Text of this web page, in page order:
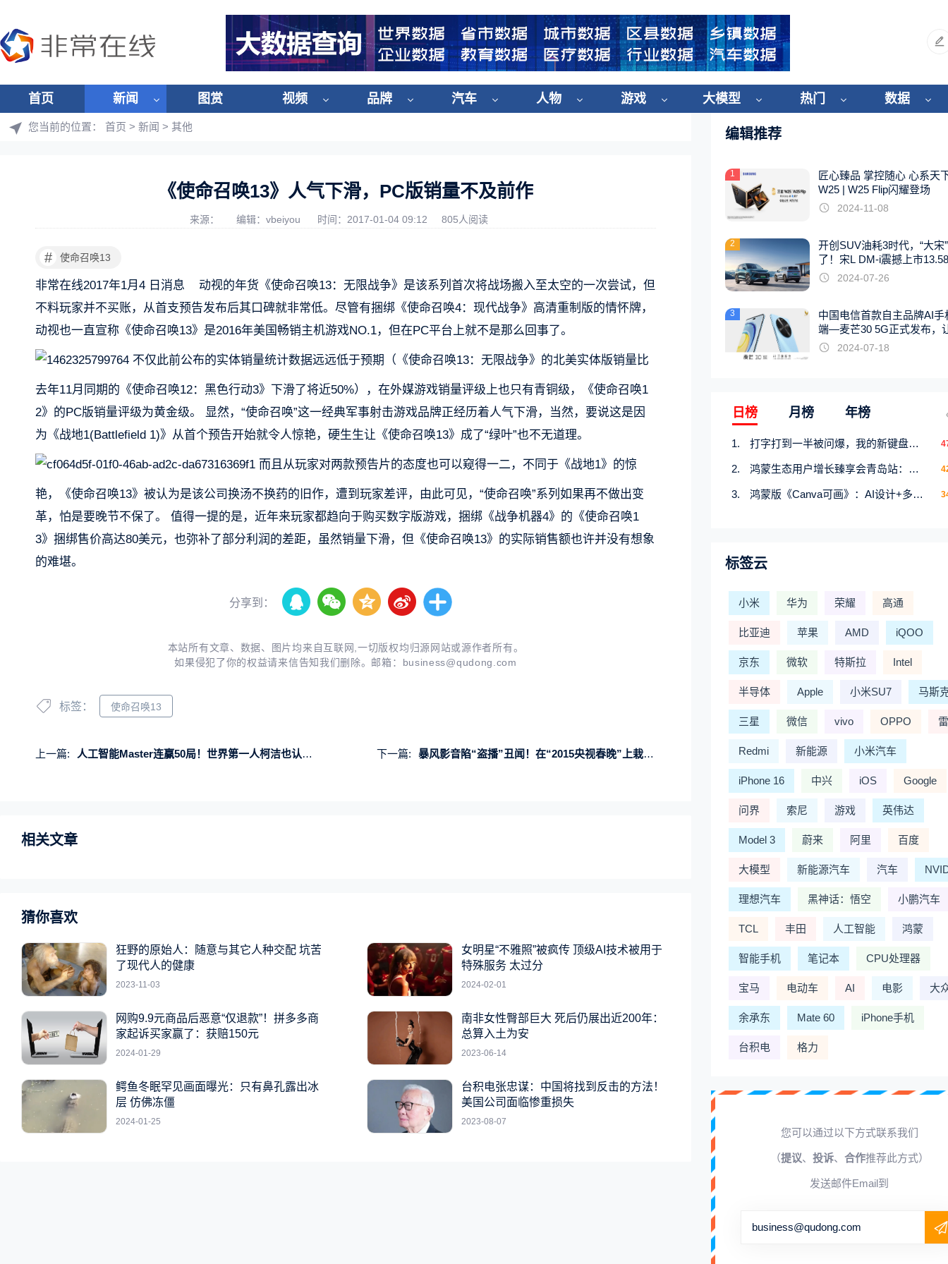
首页 新闻 图赏 视频 品牌 汽车 人物 游戏 大模型 热门 数据
您当前的位置： 首页 > 新闻 > 其他
《使命召唤13》人气下滑，PC版销量不及前作
来源： 编辑：vbeiyou 时间：2017-01-04 09:12 805人阅读
# 使命召唤13
非常在线2017年1月4 日消息 动视的年货《使命召唤13：无限战争》是该系列首次将战场搬入至太空的一次尝试，但
不料玩家并不买账，从首支预告发布后其口碑就非常低。尽管有捆绑《使命召唤4：现代战争》高清重制版的情怀牌，
动视也一直宣称《使命召唤13》是2016年美国畅销主机游戏NO.1，但在PC平台上就不是那么回事了。
不仅此前公布的实体销量统计数据远远低于预期（《使命召唤13：无限战争》的北美实体版销量比
去年11月同期的《使命召唤12：黑色行动3》下滑了将近50%），在外媒游戏销量评级上也只有青铜级，《使命召唤1
2》的PC版销量评级为黄金级。 显然，“使命召唤”这一经典军事射击游戏品牌正经历着人气下滑，当然，要说这是因
为《战地1(Battlefield 1)》从首个预告开始就令人惊艳，硬生生让《使命召唤13》成了“绿叶”也不无道理。
而且从玩家对两款预告片的态度也可以窥得一二，不同于《战地1》的惊
艳，《使命召唤13》被认为是该公司换汤不换药的旧作，遭到玩家差评，由此可见，“使命召唤”系列如果再不做出变
革，怕是要晚节不保了。 值得一提的是，近年来玩家都趋向于购买数字版游戏，捆绑《战争机器4》的《使命召唤1
3》捆绑售价高达80美元，也弥补了部分利润的差距，虽然销量下滑，但《使命召唤13》的实际销售额也许并没有想象
的难堪。
分享到：
本站所有文章、数据、图片均来自互联网,一切版权均归源网站或源作者所有。
如果侵犯了你的权益请来信告知我们删除。邮箱： business@qudong.com
标签： 使命召唤13
上一篇: 人工智能Master连赢50局！世界第一人柯洁也认输了！ 下一篇: 暴风影音陷“盗播”丑闻！在“2015央视春晚”上栽了跟头！
相关文章
猜你喜欢
狂野的原始人：随意与其它人种交配 坑苦
了现代人的健康
2023-11-03
女明星“不雅照”被疯传 顶级AI技术被用于
特殊服务 太过分
2024-02-01
网购9.9元商品后恶意“仅退款”！拼多多商
家起诉买家赢了：获赔150元
2024-01-29
南非女性臀部巨大 死后仍展出近200年：
总算入土为安
2023-06-14
鳄鱼冬眠罕见画面曝光：只有鼻孔露出冰
层 仿佛冻僵
2024-01-25
台积电张忠谋：中国将找到反击的方法！
美国公司面临惨重损失
2023-08-07
编辑推荐
1
匠心臻品 掌控随心 心系天
W25 | W25 Flip闪耀登场
2024-11-08
2
开创SUV油耗3时代，“大宋
了！宋L DM-i震撼上市
起
2024-07-26
3
中国电信首款自主品牌AI手
端—麦芒30 5G正式发布，
触手可及2024-07-18
日榜 月榜 年榜
打字打到一半被问爆，我的新键盘皮肤才是暑期隐藏快乐源
鸿蒙生态用户增长臻享会青岛站：携手行业伙伴共研增长新机遇
鸿蒙版《Canva可画》：AI设计+多端流转，创意产出快人一步
标签云
小米 华为 荣耀 高通
比亚迪 苹果 AMD iQOO
京东 微软 特斯拉 Intel
半导体 Apple 小米SU7 马斯
三星 微信 vivo OPPO
Redmi 新能源 小米汽车
iPhone 16 中兴 iOS Google
问界 索尼 游戏 英伟达
Model 3 蔚来 阿里 百度
大模型 新能源汽车 汽车
理想汽车 黑神话：悟空 小鹏汽车
TCL 丰田 人工智能 鸿蒙
智能手机 笔记本 CPU处理器
宝马 电动车 AI 电影 大
余承东 Mate 60 iPhone手机
台积电 格力
您可以通过以下方式联系我们
（提议、 投诉、 合作推荐此方式）
发送邮件Email到
business@qudong.com